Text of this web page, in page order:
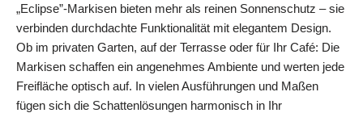
„Eclipse”-Markisen bieten mehr als reinen Sonnenschutz – sie
verbinden durchdachte Funktionalität mit elegantem Design.
Ob im privaten Garten, auf der Terrasse oder für Ihr Café: Die
Markisen schaffen ein angenehmes Ambiente und werten jede
Freifläche optisch auf. In vielen Ausführungen und Maßen
fügen sich die Schattenlösungen harmonisch in Ihr